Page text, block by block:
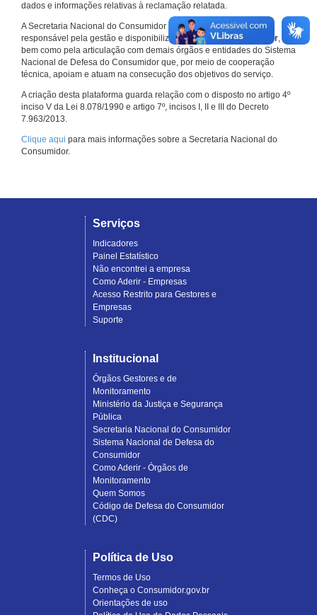
dados e informações relativas à reclamação relatada.
A Secretaria Nacional do Consumidor do Ministério da Justiça é a
responsável pela gestão e disponibilização doConsumidor.gov.br,
bem como pela articulação com demais órgãos e entidades do Sistema
Nacional de Defesa do Consumidor que, por meio de cooperação
técnica, apoiam e atuam na consecução dos objetivos do serviço.
A criação desta plataforma guarda relação com o disposto no artigo 4º
inciso V da Lei 8.078/1990 e artigo 7º, incisos I, II e III do Decreto
7.963/2013.
Clique aqui para mais informações sobre a Secretaria Nacional do
Consumidor.
Serviços
Indicadores
Painel Estatístico
Não encontrei a empresa
Como Aderir - Empresas
Acesso Restrito para Gestores e
Empresas
Suporte
Institucional
Órgãos Gestores e de
Monitoramento
Ministério da Justiça e Segurança
Pública
Secretaria Nacional do Consumidor
Sistema Nacional de Defesa do
Consumidor
Como Aderir - Órgãos de
Monitoramento
Quem Somos
Código de Defesa do Consumidor
(CDC)
Política de Uso
Termos de Uso
Conheça o Consumidor.gov.br
Orientações de uso